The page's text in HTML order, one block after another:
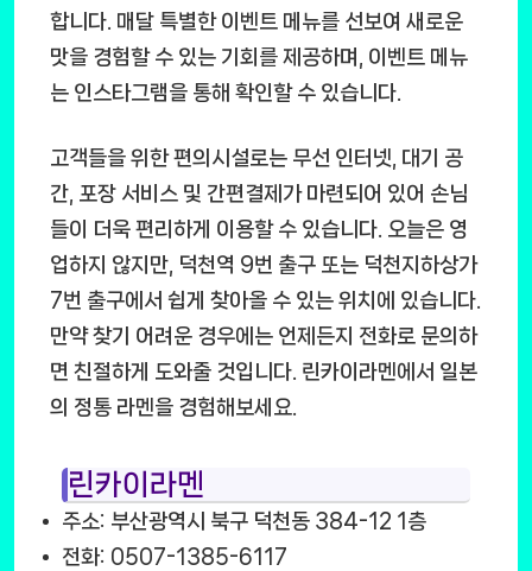
합니다. 매달 특별한 이벤트 메뉴를 선보여 새로운
맛을 경험할 수 있는 기회를 제공하며, 이벤트 메뉴
는 인스타그램을 통해 확인할 수 있습니다.
고객들을 위한 편의시설로는 무선 인터넷, 대기 공
간, 포장 서비스 및 간편결제가 마련되어 있어 손님
들이 더욱 편리하게 이용할 수 있습니다. 오늘은 영
업하지 않지만, 덕천역 9번 출구 또는 덕천지하상가
7번 출구에서 쉽게 찾아올 수 있는 위치에 있습니다.
만약 찾기 어려운 경우에는 언제든지 전화로 문의하
면 친절하게 도와줄 것입니다. 린카이라멘에서 일본
의 정통 라멘을 경험해보세요.
린카이라멘
주소: 부산광역시 북구 덕천동 384-12 1층
전화: 0507-1385-6117